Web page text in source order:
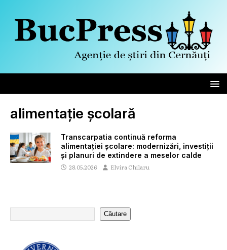
alimentație școlară
Transcarpatia continuă reforma
alimentației școlare: modernizări, investiții
și planuri de extindere a meselor calde
28.05.2026 Elvira Chilaru
Căutare